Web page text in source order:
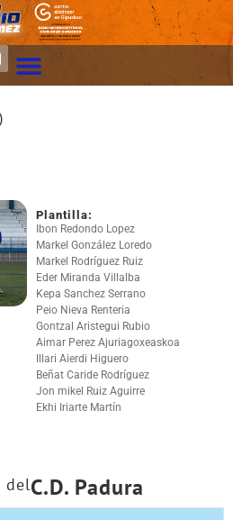
Plantilla:
Ibon Redondo Lopez
Markel González Loredo
Markel Rodríguez Ruiz
Eder Miranda Villalba
Kepa Sanchez Serrano
Peio Nieva Renteria
Gontzal Aristegui Rubio
Aimar Perez Ajuriagoxeaskoa
Illari Aierdi Higuero
Beñat Caride Rodríguez
Jon mikel Ruiz Aguirre
Ekhi Iriarte Martín
delC.D. Padura